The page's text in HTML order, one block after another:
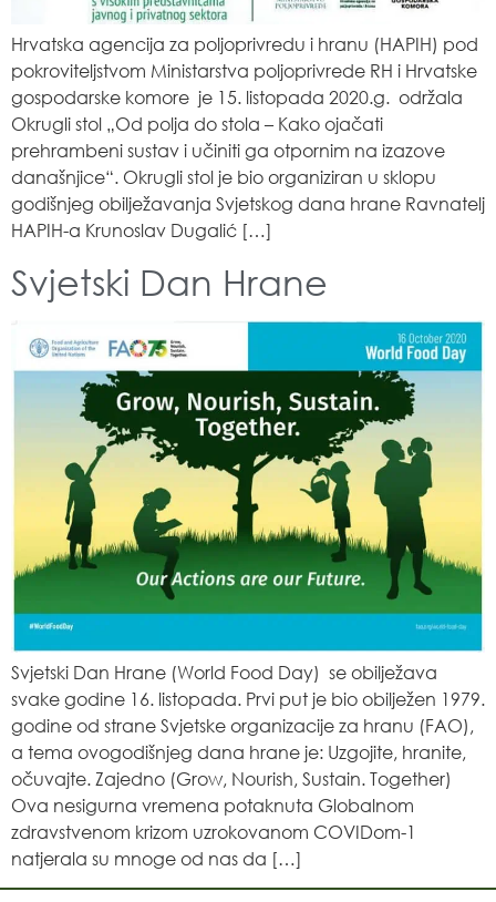
Hrvatska agencija za poljoprivredu i hranu (HAPIH) pod
pokroviteljstvom Ministarstva poljoprivrede RH i Hrvatske
gospodarske komore je 15. listopada 2020.g. održala
Okrugli stol „Od polja do stola – Kako ojačati
prehrambeni sustav i učiniti ga otpornim na izazove
današnjice“. Okrugli stol je bio organiziran u sklopu
godišnjeg obilježavanja Svjetskog dana hrane Ravnatelj
HAPIH-a Krunoslav Dugalić […]
Svjetski Dan Hrane
Svjetski Dan Hrane (World Food Day) se obilježava
svake godine 16. listopada. Prvi put je bio obilježen 1979.
godine od strane Svjetske organizacije za hranu (FAO),
a tema ovogodišnjeg dana hrane je: Uzgojite, hranite,
očuvajte. Zajedno (Grow, Nourish, Sustain. Together)
Ova nesigurna vremena potaknuta Globalnom
zdravstvenom krizom uzrokovanom COVIDom-1
natjerala su mnoge od nas da […]